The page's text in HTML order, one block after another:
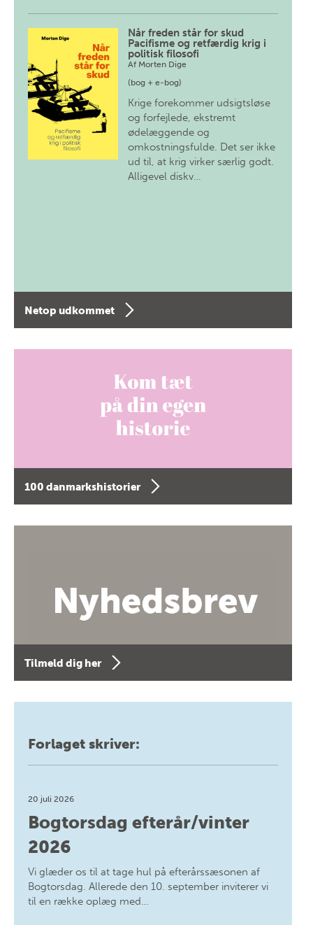
Når freden står for skud
Pacifisme og retfærdig krig i
politisk filosofi
Af Morten Dige
(bog + e-bog)
Krige forekommer udsigtsløse
og forfejlede, ekstremt
ødelæggende og
omkostningsfulde. Det ser ikke
ud til, at krig virker særlig godt.
Alligevel diskv…
Netop udkommet
100 danmarkshistorier
Tilmeld dig her
Forlaget skriver:
20 juli 2026
Bogtorsdag efterår/vinter
2026
Vi glæder os til at tage hul på efterårssæsonen af
Bogtorsdag. Allerede den 10. september inviterer vi
til en række oplæg med…